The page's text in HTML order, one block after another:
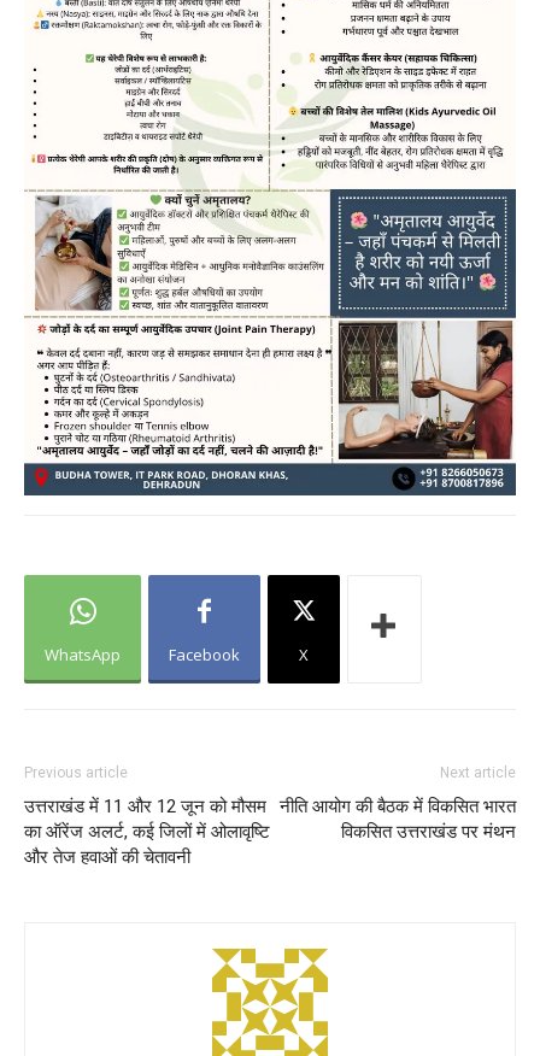
WhatsApp Facebook X
Previous article
उत्तराखंड में 11 और 12 जून को मौसम
का ऑरेंज अलर्ट, कई जिलों में ओलावृष्टि
और तेज हवाओं की चेतावनी
Next article
नीति आयोग की बैठक में विकसित भारत
विकसित उत्तराखंड पर मंथन